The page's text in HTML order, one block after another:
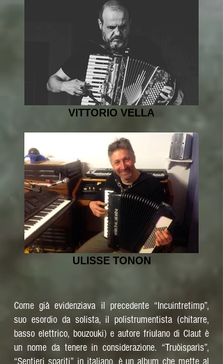
VITTORIO VELLA
ULISSE TONON
Come già evidenziava il precedente “Incuintretimp”,
suo esordio da solista, il polistrumentista (chitarre,
basso elettrico, bouzouki) e autore friulano di Claut è
un nome da tenere in considerazione. “Truòisparìs”,
“Sentieri spariti” in italiano, è un album che mette al